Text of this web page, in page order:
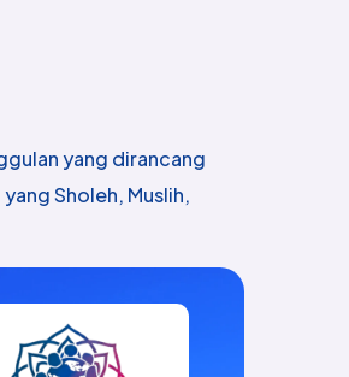
yang dirancang
Sholeh, Muslih,